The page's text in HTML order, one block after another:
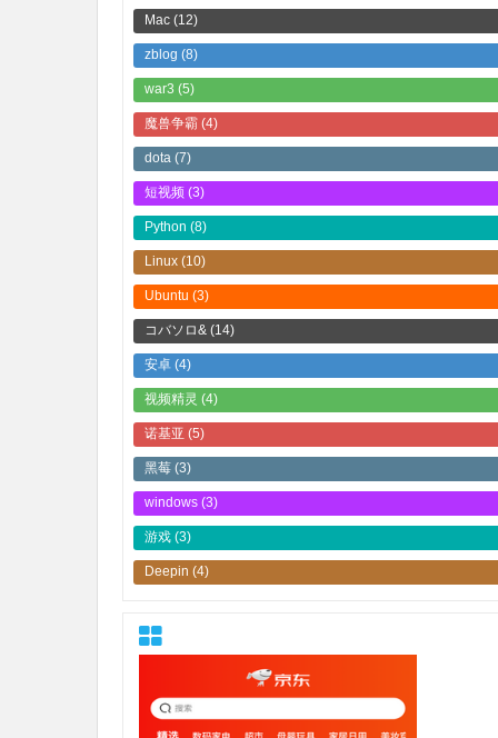
Mac (12)
zblog (8)
war3 (5)
魔兽争霸 (4)
dota (7)
短视频 (3)
Python (8)
Linux (10)
Ubuntu (3)
コバソロ& (14)
安卓 (4)
视频精灵 (4)
诺基亚 (5)
黑莓 (3)
windows (3)
游戏 (3)
Deepin (4)